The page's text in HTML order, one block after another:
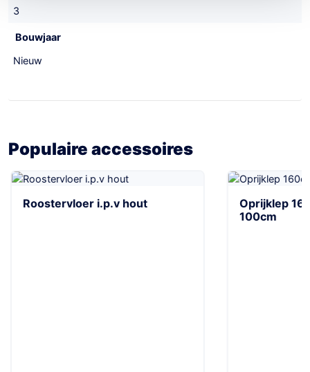
3
Bouwjaar
Nieuw
Populaire accessoires
Roostervloer i.p.v hout
Oprijklep
100cm